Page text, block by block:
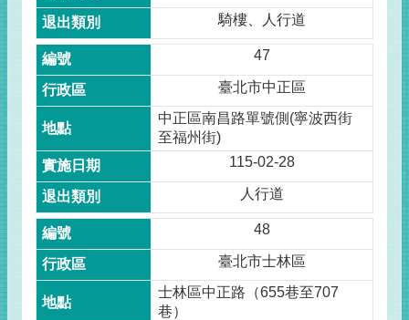
騎樓、人行道
47
臺北市中正區
中正區南昌路單號側(寧波西街
至福州街)
115-02-28
人行道
48
臺北市士林區
士林區中正路（655巷至707
巷）